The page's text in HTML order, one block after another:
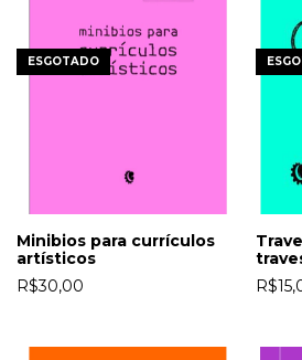
ESGOTADO
Minibios para currículos
artísticos
R$30,00